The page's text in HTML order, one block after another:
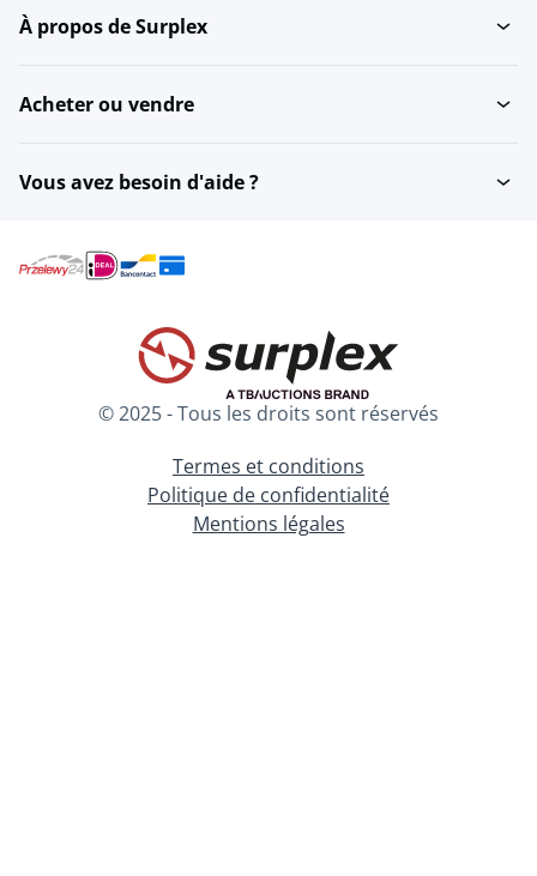
À propos de Surplex
Acheter ou vendre
Vous avez besoin d'aide ?
© 2025 - Tous les droits sont réservés
Termes et conditions
Politique de confidentialité
Mentions légales